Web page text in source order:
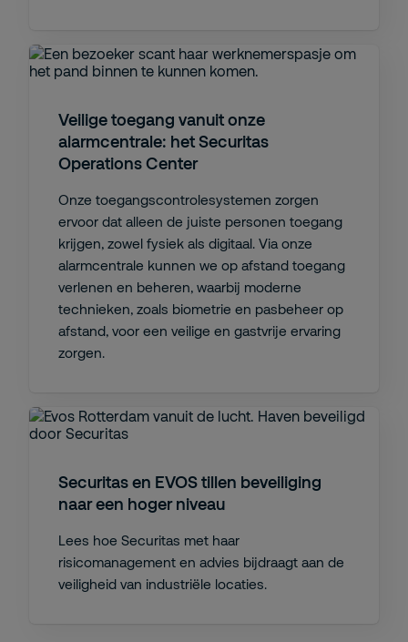
Veilige toegang vanuit onze
alarmcentrale: het Securitas
Operations Center
Onze toegangscontrolesystemen zorgen
ervoor dat alleen de juiste personen toegang
krijgen, zowel fysiek als digitaal. Via onze
alarmcentrale kunnen we op afstand toegang
verlenen en beheren, waarbij moderne
technieken, zoals biometrie en pasbeheer op
afstand, voor een veilige en gastvrije ervaring
zorgen.
Securitas en EVOS tillen beveiliging
naar een hoger niveau
Lees hoe Securitas met haar
risicomanagement en advies bijdraagt aan de
veiligheid van industriële locaties.